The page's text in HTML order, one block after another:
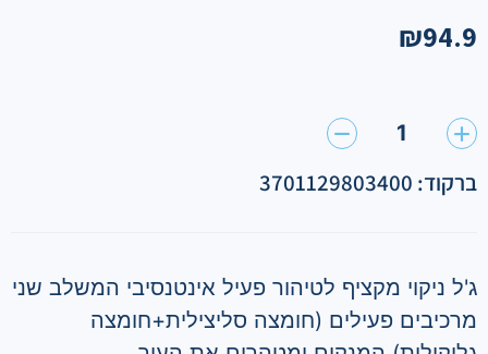
₪94.9
1
ברקוד: 3701129803400
ג'ל ניקוי מקציף לטיהור פעיל אינטנסיבי המשלב שני
מרכיבים פעילים (חומצה סליצילית+חומצה